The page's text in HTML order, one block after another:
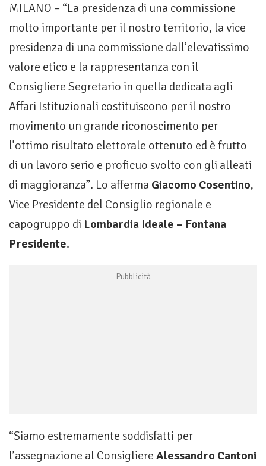
MILANO – “La presidenza di una commissione
molto importante per il nostro territorio, la vice
presidenza di una commissione dall’elevatissimo
valore etico e la rappresentanza con il
Consigliere Segretario in quella dedicata agli
Affari Istituzionali costituiscono per il nostro
movimento un grande riconoscimento per
l’ottimo risultato elettorale ottenuto ed è frutto
di un lavoro serio e proficuo svolto con gli alleati
di maggioranza”. Lo afferma Giacomo Cosentino,
Vice Presidente del Consiglio regionale e
capogruppo di Lombardia Ideale – Fontana
Presidente.
“Siamo estremamente soddisfatti per
l’assegnazione al Consigliere Alessandro Cantoni